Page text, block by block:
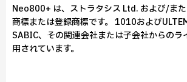
Neo800+ は、ストラタシス Ltd. および/ま
商標または登録商標です。 1010および
SABIC、その関連会社または子会社からのラ
用されています。